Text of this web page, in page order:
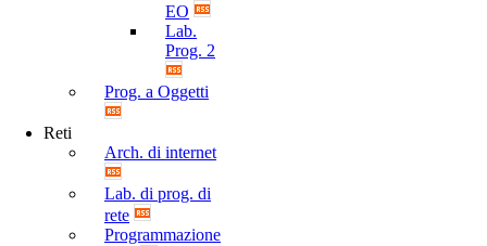
EO
Lab.
Prog. 2
Prog. a Oggetti
Reti
Arch. di internet
Lab. di prog. di
rete
Programmazione